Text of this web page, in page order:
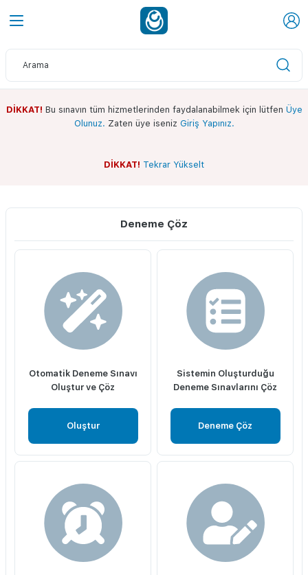
DİKKAT! Bu sınavın tüm hizmetlerinden faydalanabilmek için lütfen Üye
Olunuz. Zaten üye iseniz Giriş Yapınız.
DİKKAT! Tekrar Yükselt
Sınav Ekranı
Whatsapp Kanalımız
Deneme Çöz
Otomatik Deneme Sınavı
Oluştur ve Çöz
Oluştur
Sistemin Oluşturduğu
Deneme Sınavlarını Çöz
Deneme Çöz